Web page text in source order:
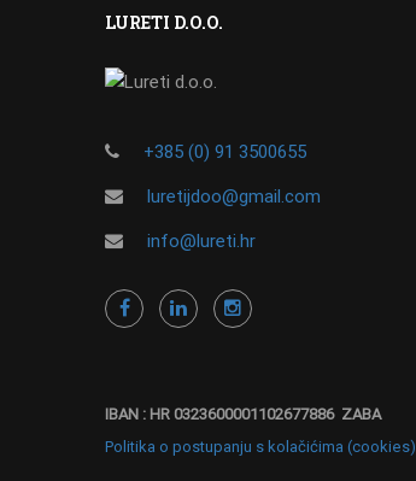
LURETI D.O.O.
+385 (0) 91 3500655
luretijdoo@gmail.com
info@lureti.hr
IBAN : HR 0323600001102677886 ZABA
Politika o postupanju s kolačićima (cookies)